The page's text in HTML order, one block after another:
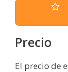
Precio
El precio de